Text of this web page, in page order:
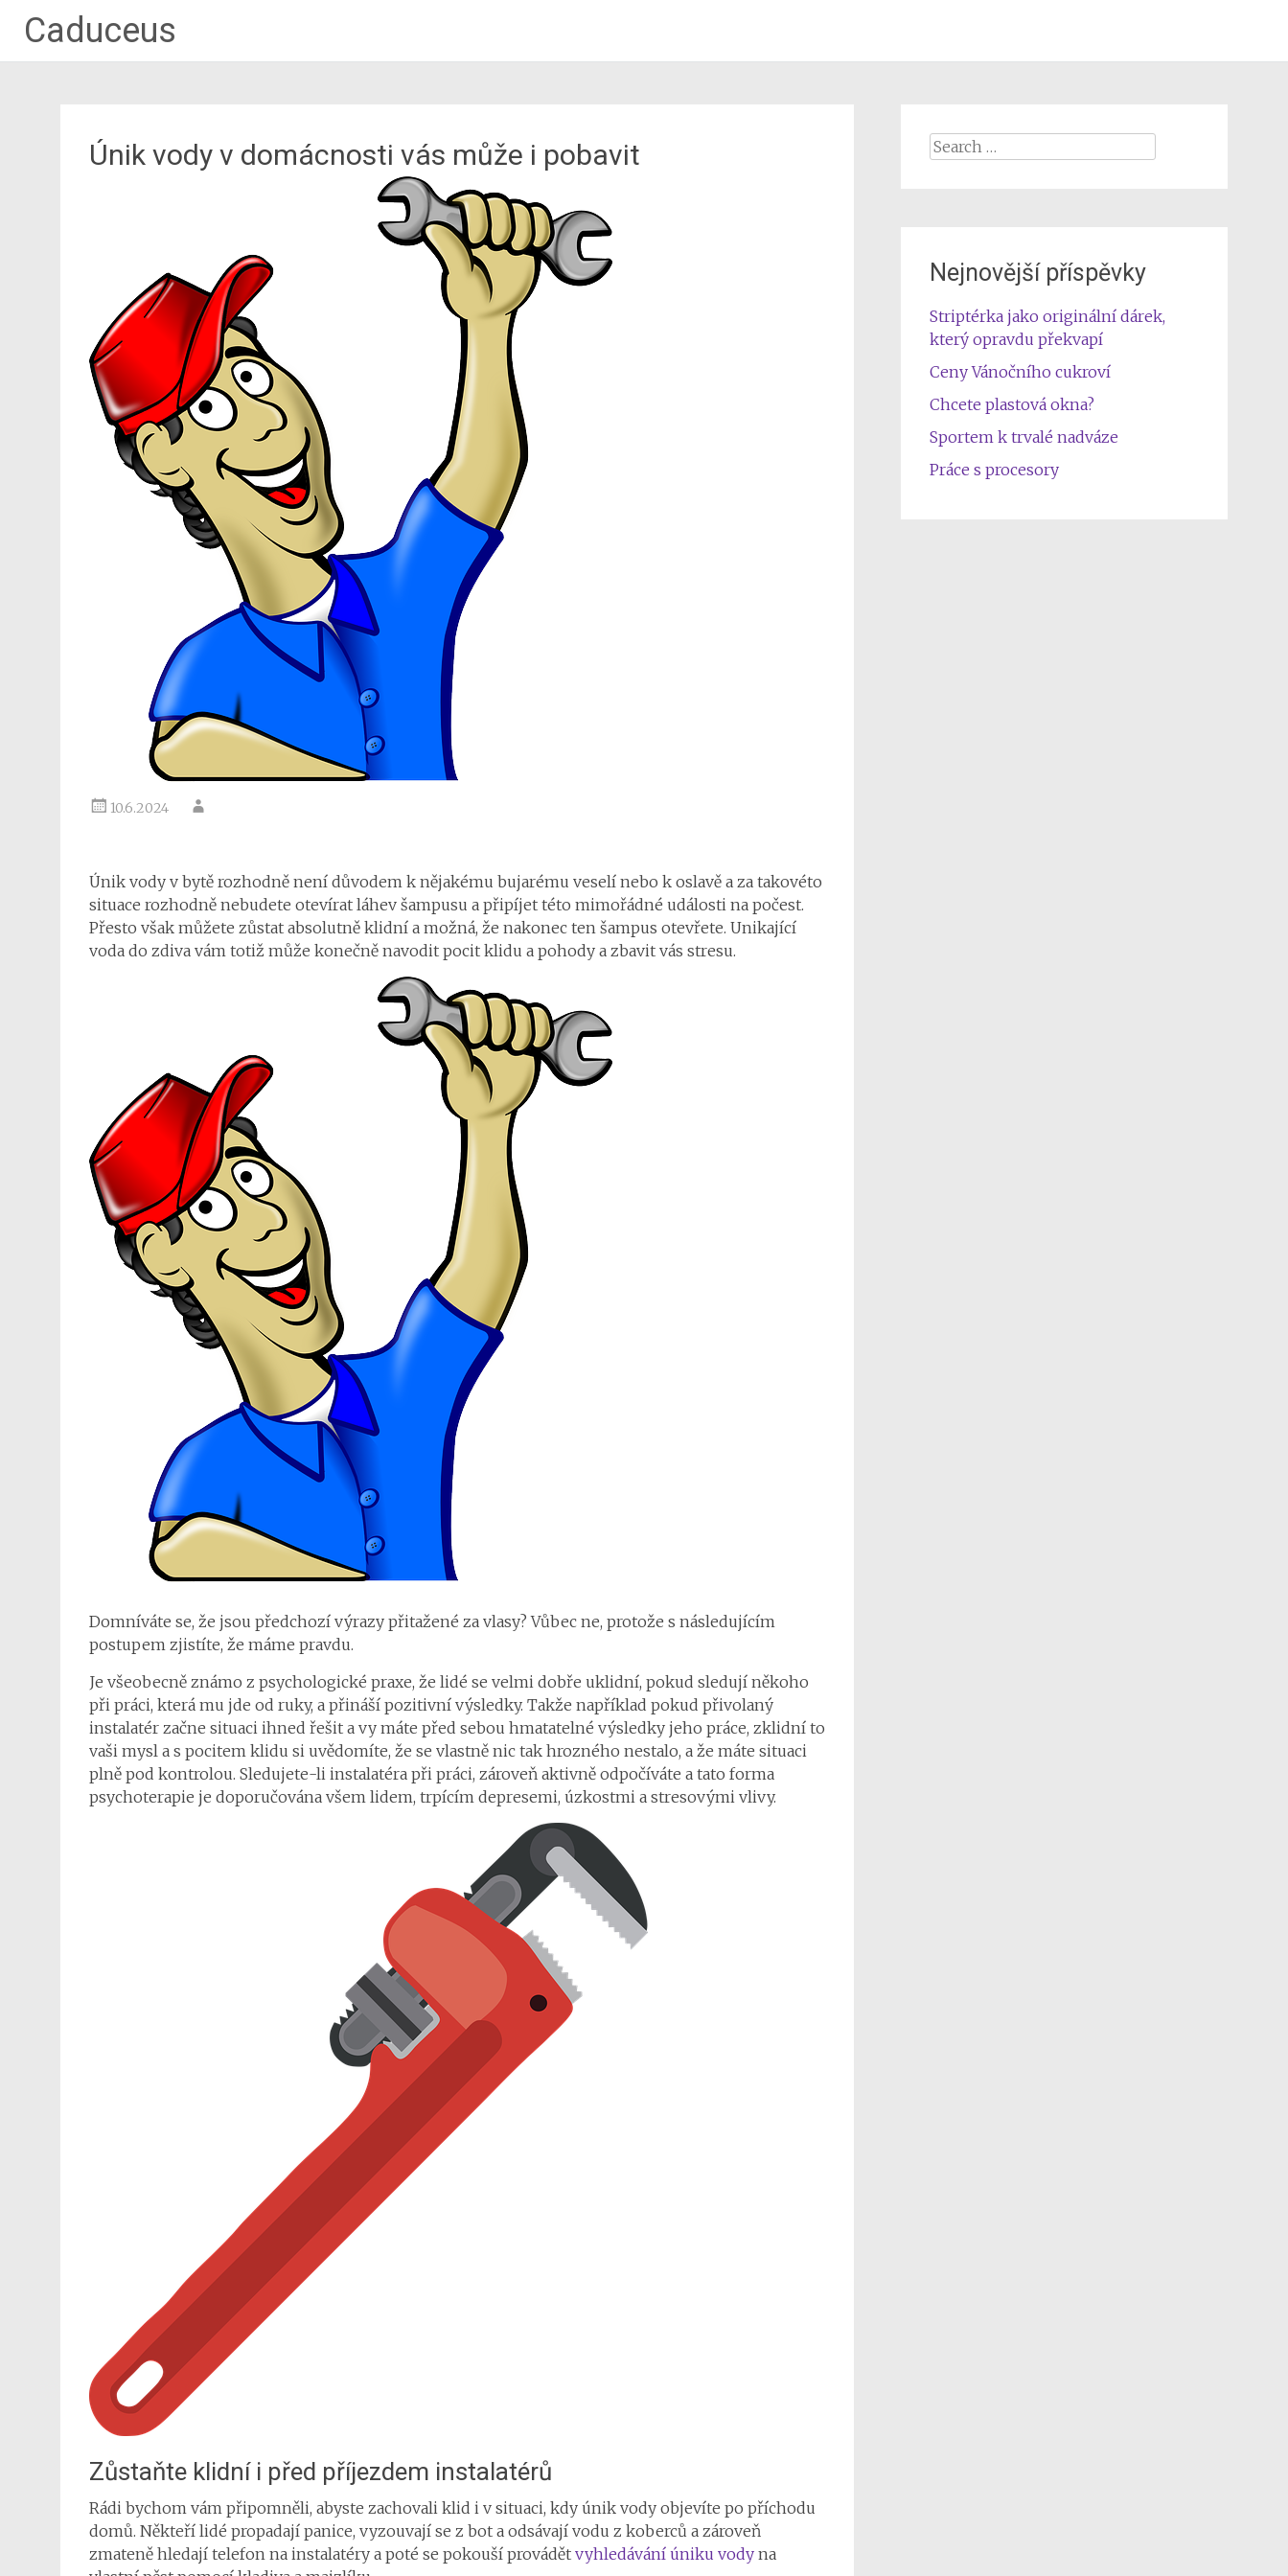
Caduceus
Únik vody v domácnosti vás může i pobavit
10.6.2024
Únik vody v bytě rozhodně není důvodem k nějakému bujarému veselí nebo k oslavě a za takovéto
situace rozhodně nebudete otevírat láhev šampusu a připíjet této mimořádné události na počest.
Přesto však můžete zůstat absolutně klidní a možná, že nakonec ten šampus otevřete. Unikající
voda do zdiva vám totiž může konečně navodit pocit klidu a pohody a zbavit vás stresu.
Domníváte se, že jsou předchozí výrazy přitažené za vlasy? Vůbec ne, protože s následujícím
postupem zjistíte, že máme pravdu.
Je všeobecně známo z psychologické praxe, že lidé se velmi dobře uklidní, pokud sledují někoho
při práci, která mu jde od ruky, a přináší pozitivní výsledky. Takže například pokud přivolaný
instalatér začne situaci ihned řešit a vy máte před sebou hmatatelné výsledky jeho práce, zklidní to
vaši mysl a s pocitem klidu si uvědomíte, že se vlastně nic tak hrozného nestalo, a že máte situaci
plně pod kontrolou. Sledujete-li instalatéra při práci, zároveň aktivně odpočíváte a tato forma
psychoterapie je doporučována všem lidem, trpícím depresemi, úzkostmi a stresovými vlivy.
Zůstaňte klidní i před příjezdem instalatérů
Rádi bychom vám připomněli, abyste zachovali klid i v situaci, kdy únik vody objevíte po příchodu
domů. Někteří lidé propadají panice, vyzouvají se z bot a odsávají vodu z koberců a zároveň
zmateně hledají telefon na instalatéry a poté se pokouší provádět vyhledávání úniku vody na
Search
Nejnovější příspěvky
Striptérka jako originální dárek,
který opravdu překvapí
Ceny Vánočního cukroví
Chcete plastová okna?
Sportem k trvalé nadváze
Práce s procesory